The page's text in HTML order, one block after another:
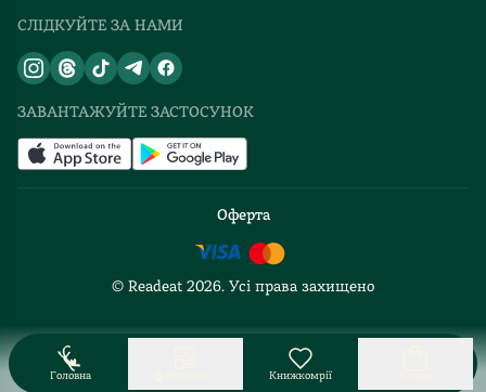
Головна Книжкомрії
СЛІДКУЙТЕ ЗА НАМИ
ЗАВАНТАЖУЙТЕ ЗАСТОСУНОК
Оферта
© Readeat 2026. Усі права захищено